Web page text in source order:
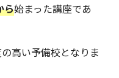
ら始まった講座であ
高い予備校となりま